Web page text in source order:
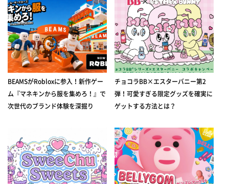
BEAMSがRobloxに参入！新作ゲー
ム『マネキンから服を集めろ！』で
次世代のブランド体験を深掘り
チョコラBB×エスターバニー第2
弾！可愛すぎる限定グッズを確実に
ゲットする方法とは？